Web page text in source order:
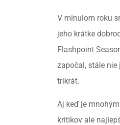
V minulom roku
jeho krátke
Flashpoint
započal, stále
trikrát.
Aj keď je
kritikov ale